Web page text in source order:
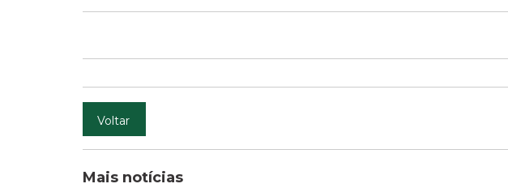
Voltar
Mais notícias